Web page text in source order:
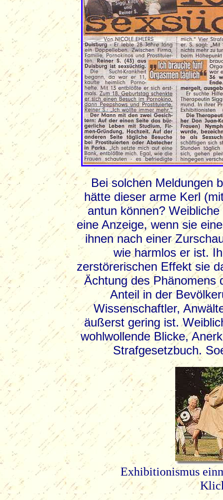
Bei solchen Meldungen
hätte dieser arme Kerl
antun können?
eine Anzeige, wenn sie
ihnen nach einer
wie harmlos er ist.
zerstörerischen Effekt sie
Ächtung des Phänomens
Anteil in der
Wissenschaftler,
äußerst gering ist.
wohlwollende Blicke,
Strafgesetzbuch.
Exhibitionismus